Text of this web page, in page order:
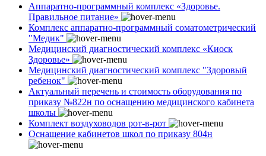
Аппаратно-программный комплекс «Здоровье.
Правильное питание»
Комплекс аппаратно-программный соматометрический
"Медик"
Медицинский диагностический комплекс «Киоск
Здоровье»
Медицинский диагностический комплекс "Здоровый
ребенок"
Актуальный перечень и стоимость оборудования по
приказу №822н по оснащению медицинского кабинета
школы
Комплект воздуховодов рот-в-рот
Оснащение кабинетов школ по приказу 804н